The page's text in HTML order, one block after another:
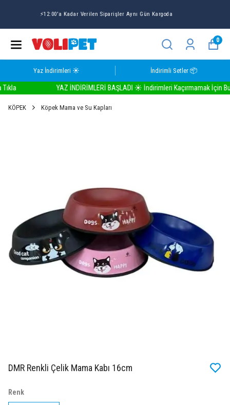
☀️
0
Yaz İndirimleri ☀️ İndirimli Setler 📦
YAZ İNDİRİMLERİ BAŞLADI ☀️ İndirimleri Kaçırmamak İçin
KÖPEK Köpek Mama ve Su Kapları
DMR Renkli Çelik Mama Kabı 16cm
Renk